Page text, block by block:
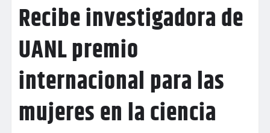
Recibe investigadora de
UANL premio
internacional para las
mujeres en la ciencia